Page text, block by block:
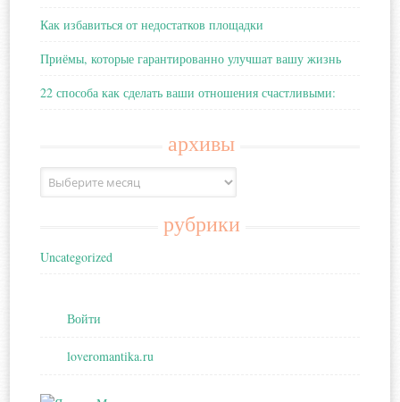
Как избавиться от недостатков площадки
Приёмы, которые гарантированно улучшат вашу жизнь
22 способа как сделать ваши отношения счастливыми:
архивы
Архивы
рубрики
Uncategorized
Войти
loveromantika.ru